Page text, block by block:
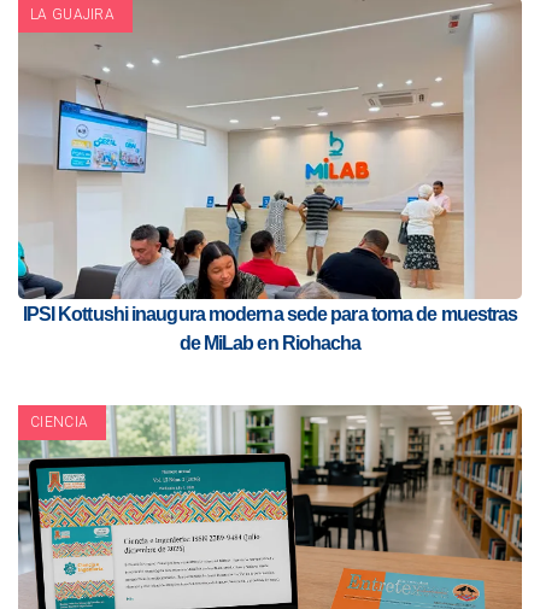
LA GUAJIRA
IPSI Kottushi inaugura moderna sede para toma de muestras
de MiLab en Riohacha
CIENCIA